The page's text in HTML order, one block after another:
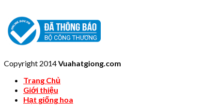
Copyright 2014Vuahatgiong.com
Trang Chủ
Giới thiệu
Hạt giống hoa